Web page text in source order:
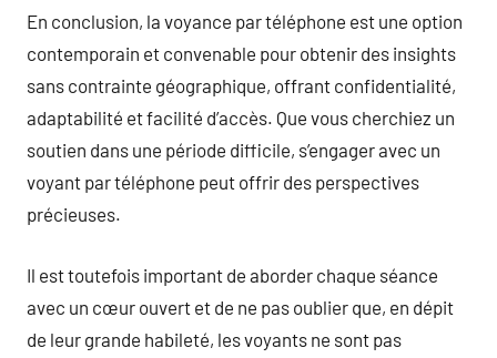
En conclusion, la voyance par téléphone est une option
contemporain et convenable pour obtenir des insights
sans contrainte géographique, offrant confidentialité,
adaptabilité et facilité d’accès. Que vous cherchiez un
soutien dans une période difficile, s’engager avec un
voyant par téléphone peut offrir des perspectives
précieuses.
Il est toutefois important de aborder chaque séance
avec un cœur ouvert et de ne pas oublier que, en dépit
de leur grande habileté, les voyants ne sont pas